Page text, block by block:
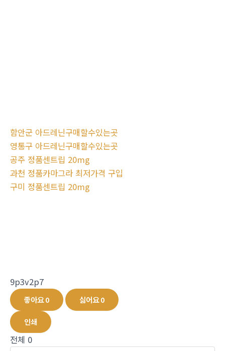
함안군 아드레닌구매할수있는곳
영통구 아드레닌구매할수있는곳
공주 정품센트립 20mg
과천 정품카마그라 최저가격 구입
구미 정품센트립 20mg
9p3v2p7
좋아요0 싫어요0
인쇄
전체 0